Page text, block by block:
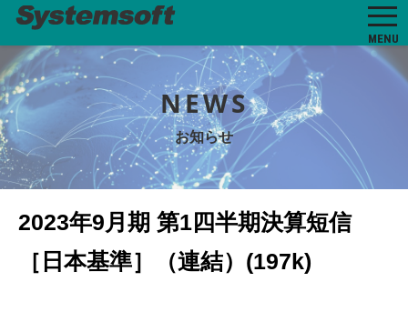
MENU
NEWS
お知らせ
2023年9月期 第1四半期決算短信
［日本基準］（連結）(197k)